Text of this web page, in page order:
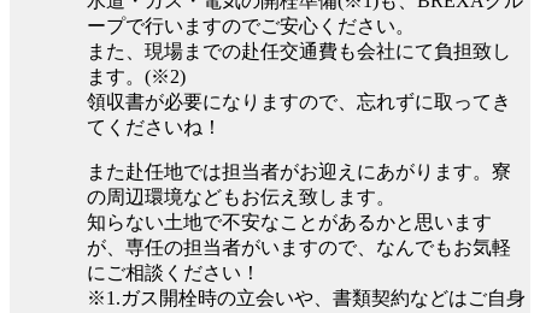
ープで行いますのでご安心ください。
また、現場までの赴任交通費も会社にて負担致し
ます。(※2)
領収書が必要になりますので、忘れずに取ってき
てくださいね！
また赴任地では担当者がお迎えにあがります。寮
の周辺環境などもお伝え致します。
知らない土地で不安なことがあるかと思います
が、専任の担当者がいますので、なんでもお気軽
にご相談ください！
※1.ガス開栓時の立会いや、書類契約などはご自身